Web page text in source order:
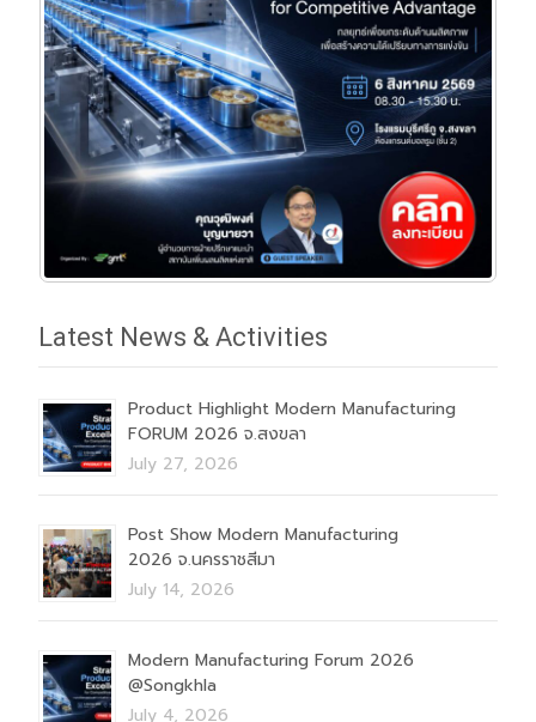
Latest News & Activities
Product Highlight Modern Manufacturing
FORUM 2026 จ.สงขลา
July 27, 2026
Post Show Modern Manufacturing
2026 จ.นครราชสีมา
July 14, 2026
Modern Manufacturing Forum 2026
@Songkhla
July 4, 2026